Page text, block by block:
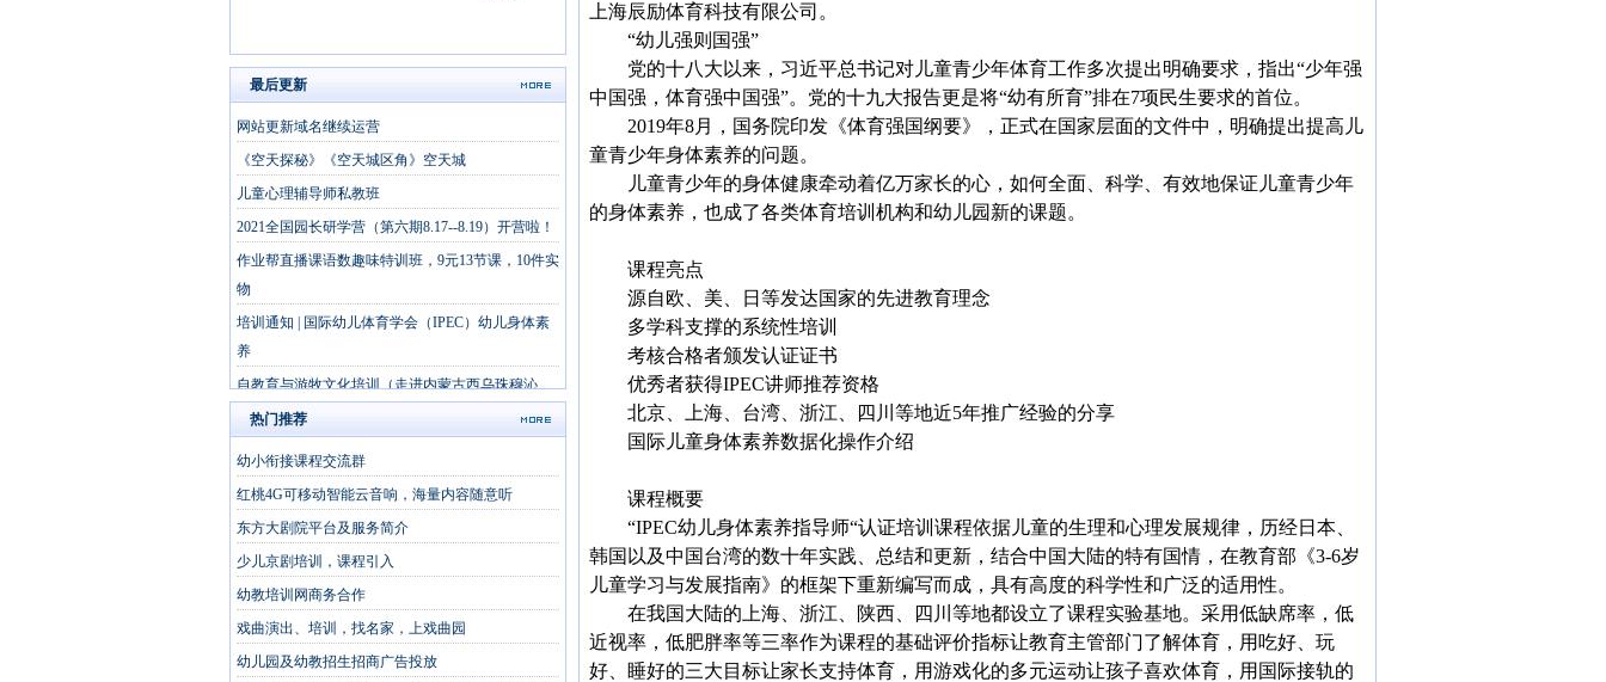
最后更新
网站更新域名继续运营
《空天探秘》《空天城区角》空天城
儿童心理辅导师私教班
2021全国园长研学营（第六期8.17--8.19）开营啦！
作业帮直播课语数趣味特训班，9元13节课，10件实
物
培训通知 | 国际幼儿体育学会（IPEC）幼儿身体素
养
自教育与游牧文化培训（走进内蒙古西乌珠穆沁
旗）
热门推荐
幼小衔接课程交流群
红桃4G可移动智能云音响，海量内容随意听
东方大剧院平台及服务简介
少儿京剧培训，课程引入
幼教培训网商务合作
戏曲演出、培训，找名家，上戏曲园
幼儿园及幼教招生招商广告投放
上海辰励体育科技有限公司。
“幼儿强则国强”
党的十八大以来，习近平总书记对儿童青少年体育工作多次提出明确要求，指出“少年强
中国强，体育强中国强”。党的十九大报告更是将“幼有所育”排在7项民生要求的首位。
2019年8月，国务院印发《体育强国纲要》，正式在国家层面的文件中，明确提出提高儿
童青少年身体素养的问题。
儿童青少年的身体健康牵动着亿万家长的心，如何全面、科学、有效地保证儿童青少年
的身体素养，也成了各类体育培训机构和幼儿园新的课题。
课程亮点
源自欧、美、日等发达国家的先进教育理念
多学科支撑的系统性培训
考核合格者颁发认证证书
优秀者获得IPEC讲师推荐资格
北京、上海、台湾、浙江、四川等地近5年推广经验的分享
国际儿童身体素养数据化操作介绍
课程概要
“IPEC幼儿身体素养指导师“认证培训课程依据儿童的生理和心理发展规律，历经日本、
韩国以及中国台湾的数十年实践、总结和更新，结合中国大陆的特有国情，在教育部《3-6岁
儿童学习与发展指南》的框架下重新编写而成，具有高度的科学性和广泛的适用性。
在我国大陆的上海、浙江、陕西、四川等地都设立了课程实验基地。采用低缺席率，低
近视率，低肥胖率等三率作为课程的基础评价指标让教育主管部门了解体育，用吃好、玩
好、睡好的三大目标让家长支持体育，用游戏化的多元运动让孩子喜欢体育，用国际接轨的